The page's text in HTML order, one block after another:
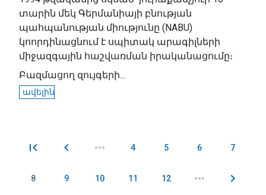
տարին մեկ Գերմանիայի բնության
պահպանության միությունը (NABU)
կոորդինացնում է սպիտակ արագիլների
միջազգային հաշվառման իրականացումը։
Բազմացող զույգերի...
ավելին
Էջեր 4 5 6 7
8 9 10 11 12